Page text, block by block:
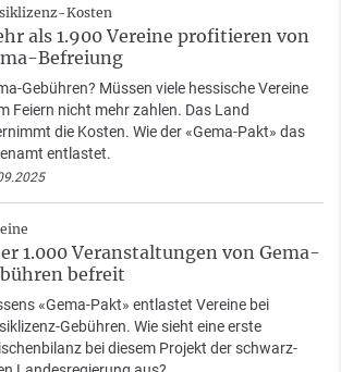
Kosten
als 1.900 Vereine profitieren von
Befreiung
Gebühren? Müssen viele hessische Vereine
Feiern nicht mehr zahlen. Das Land
die Kosten. Wie der «Gema-Pakt» das
entlastet.
1.000 Veranstaltungen von Gema-
befreit
«Gema-Pakt» entlastet Vereine bei
Gebühren. Wie sieht eine erste
bei diesem Projekt der schwarz-